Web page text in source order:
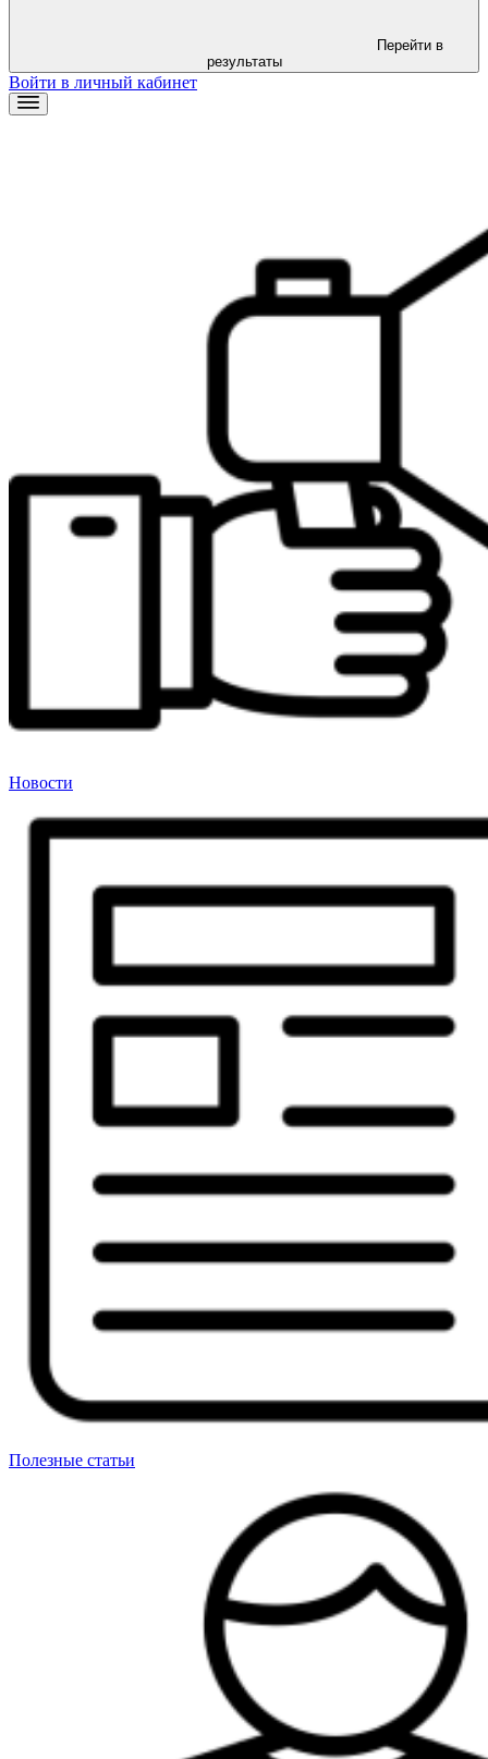
результаты
Войти в личный кабинет
Новости
Полезные статьи